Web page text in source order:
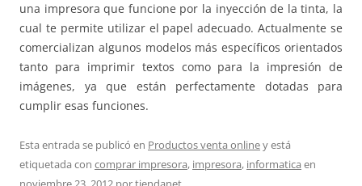
una impresora que funcione por la inyección de la tinta, la
cual te permite utilizar el papel adecuado. Actualmente se
comercializan algunos modelos más específicos orientados
tanto para imprimir textos como para la impresión de
imágenes, ya que están perfectamente dotadas para
cumplir esas funciones.
Esta entrada se publicó en Productos venta onliney está
etiquetada con comprar impresora, impresora, informatica en